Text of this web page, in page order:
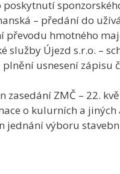
poskytnutí
– předání do
převodu hmotného
služby Újezd s.r.o. –
usnesení zápisu
zasedání ZMČ – 22.
o kulurních a
jednání výboru